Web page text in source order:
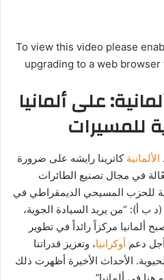
To view this video please
upgrading to a web browser
على ألمانيا
للمسيرات
الألمانية كاترينا رايشه على ضرورة
في مجال تصنيع الطائرات
للحزب المسيحي الديمقراطي في
(د ب أ): “من يريد السيادة الجوية،
ألمانيا مركزاً رائداً في تطوير
دعم أوكرانيا، وتعزيز قدراتنا
الحيوية. الأحداث الأخيرة أظهرت ذلك